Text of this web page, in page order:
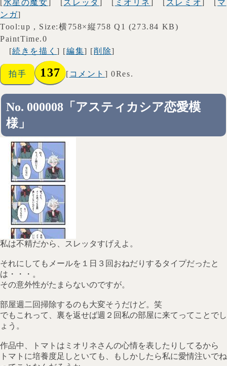
水星の魔女 スレッタ ミオリネ スレミオ
マ
ンガ]
Tool:up , Size:横758×縦758 Q1 (273.84 KB)
PaintTime.0
[続きを描く] [編集] [削除]
拍手 137 [ コメント] 0Res.
No. 000008「アスティカシア恋愛模
様」
私は不精だから、スレッタすげえよ。
それにしてもメールを１日３回おねだりするタイプだったと
は・・・。
その意外性がたまらないのですが。
部屋週二回掃除するのも大変そうだけど。笑
でもこれって、裏を返せば週２回私の部屋に来てってことでし
ょう。
作品中、トマトはミオリネさんの心情を表したりしてるから
トマトに培養度足しといても、もしかしたら私に愛情注いでね